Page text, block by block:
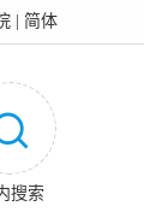
简体
搜索